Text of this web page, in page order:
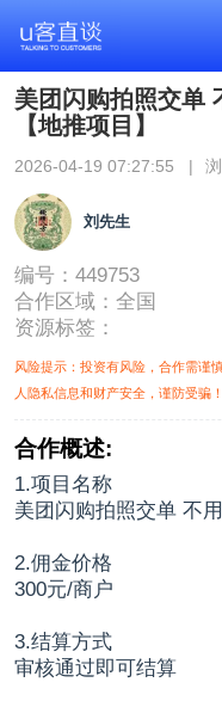
美团闪购拍照交单
【地推项目】
2026-04-19 07:27:55 |
刘先生
编号：449753
合作区域： 全国
资源标签：
风险提示：投资有风险，合作需谨
人隐私信息和财产安全，谨防受骗！
合作概述:
1.项目名称
美团闪购拍照交单 不
2.佣金价格
300元/商户
3.结算方式
审核通过即可结算